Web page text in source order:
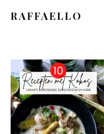
RAFFAELLO